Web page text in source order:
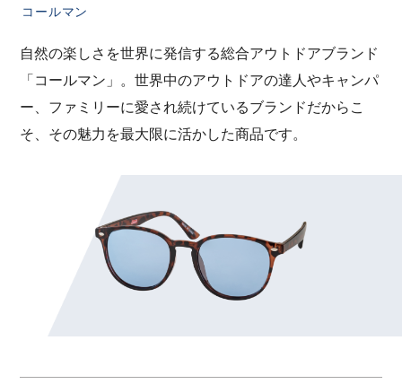
コールマン
自然の楽しさを世界に発信する総合アウトドアブランド
「コールマン」。世界中のアウトドアの達人やキャンパ
ー、ファミリーに愛され続けているブランドだからこ
そ、その魅力を最大限に活かした商品です。